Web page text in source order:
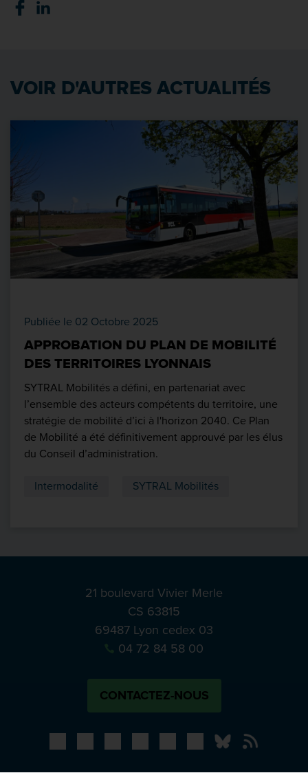
VOIR D'AUTRES ACTUALITÉS
Publiée le 02 Octobre 2025
APPROBATION DU PLAN DE MOBILITÉ
DES TERRITOIRES LYONNAIS
SYTRAL Mobilités a défini, en partenariat avec
l’ensemble des acteurs compétents du territoire, une
stratégie de mobilité d’ici à l'horizon 2040. Ce Plan
de Mobilité a été définitivement approuvé par les élus
du Conseil d’administration.
Intermodalité SYTRAL Mobilités
21 boulevard Vivier Merle
CS 63815
69487 Lyon cedex 03
04 72 84 58 00
CONTACTEZ-NOUS
BlueskyNotre